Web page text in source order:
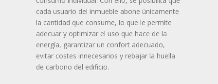
cada usuario del inmueble abone únicamente
la cantidad que consume, lo que le permite
adecuar y optimizar el uso que hace de la
energía, garantizar un confort adecuado,
evitar costes innecesarios y rebajar la huella
de carbono del edificio.